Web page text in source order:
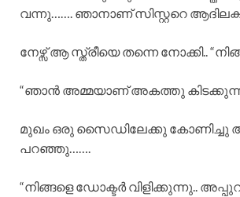
വന്നു……. ഞാനാണ് സിസ്റ്ററെ
നേഴ്സ് ആ സ്ത്രീയെ തന്നെ നോക്കി..
“ഞാൻ അമ്മയാണ് അകത്തു
മുഖം ഒരു സൈഡിലേക്കു കോണിച്ചു
പറഞ്ഞു…….
“നിങ്ങളെ ഡോക്ടർ വിളിക്കുന്നു..